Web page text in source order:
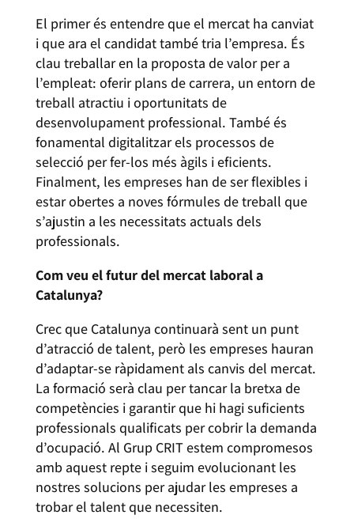
El primer és entendre que el mercat ha canviat
i que ara el candidat també tria l’empresa. És
clau treballar en la proposta de valor per a
l’empleat: oferir plans de carrera, un entorn de
treball atractiu i oportunitats de
desenvolupament professional. També és
fonamental digitalitzar els processos de
selecció per fer-los més àgils i eficients.
Finalment, les empreses han de ser flexibles i
estar obertes a noves fórmules de treball que
s’ajustin a les necessitats actuals dels
professionals.
Com veu el futur del mercat laboral a
Catalunya?
Crec que Catalunya continuarà sent un punt
d’atracció de talent, però les empreses hauran
d’adaptar-se ràpidament als canvis del mercat.
La formació serà clau per tancar la bretxa de
competències i garantir que hi hagi suficients
professionals qualificats per cobrir la demanda
d’ocupació. Al Grup CRIT estem compromesos
amb aquest repte i seguim evolucionant les
nostres solucions per ajudar les empreses a
trobar el talent que necessiten.